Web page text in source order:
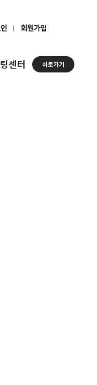
회원가입
센터 바로가기